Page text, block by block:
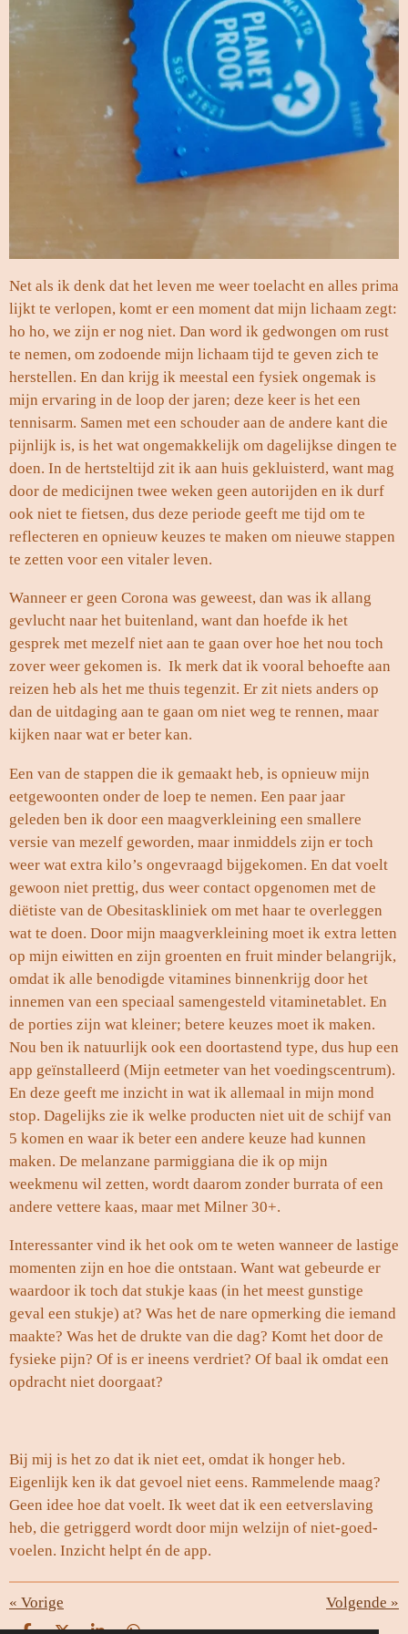
Net als ik denk dat het leven me weer toelacht en alles prima
lijkt te verlopen, komt er een moment dat mijn lichaam zegt:
ho ho, we zijn er nog niet. Dan word ik gedwongen om rust
te nemen, om zodoende mijn lichaam tijd te geven zich te
herstellen. En dan krijg ik meestal een fysiek ongemak is
mijn ervaring in de loop der jaren; deze keer is het een
tennisarm. Samen met een schouder aan de andere kant die
pijnlijk is, is het wat ongemakkelijk om dagelijkse dingen te
doen. In de hertsteltijd zit ik aan huis gekluisterd, want mag
door de medicijnen twee weken geen autorijden en ik durf
ook niet te fietsen, dus deze periode geeft me tijd om te
reflecteren en opnieuw keuzes te maken om nieuwe stappen
te zetten voor een vitaler leven.
Wanneer er geen Corona was geweest, dan was ik allang
gevlucht naar het buitenland, want dan hoefde ik het
gesprek met mezelf niet aan te gaan over hoe het nou toch
zover weer gekomen is. Ik merk dat ik vooral behoefte aan
reizen heb als het me thuis tegenzit. Er zit niets anders op
dan de uitdaging aan te gaan om niet weg te rennen, maar
kijken naar wat er beter kan.
Een van de stappen die ik gemaakt heb, is opnieuw mijn
eetgewoonten onder de loep te nemen. Een paar jaar
geleden ben ik door een maagverkleining een smallere
versie van mezelf geworden, maar inmiddels zijn er toch
weer wat extra kilo’s ongevraagd bijgekomen. En dat voelt
gewoon niet prettig, dus weer contact opgenomen met de
diëtiste van de Obesitaskliniek om met haar te overleggen
wat te doen. Door mijn maagverkleining moet ik extra letten
op mijn eiwitten en zijn groenten en fruit minder belangrijk,
omdat ik alle benodigde vitamines binnenkrijg door het
innemen van een speciaal samengesteld vitaminetablet. En
de porties zijn wat kleiner; betere keuzes moet ik maken.
Nou ben ik natuurlijk ook een doortastend type, dus hup een
app geïnstalleerd (Mijn eetmeter van het voedingscentrum).
En deze geeft me inzicht in wat ik allemaal in mijn mond
stop. Dagelijks zie ik welke producten niet uit de schijf van
5 komen en waar ik beter een andere keuze had kunnen
maken. De melanzane parmiggiana die ik op mijn
weekmenu wil zetten, wordt daarom zonder burrata of een
andere vettere kaas, maar met Milner 30+.
Interessanter vind ik het ook om te weten wanneer de lastige
momenten zijn en hoe die ontstaan. Want wat gebeurde er
waardoor ik toch dat stukje kaas (in het meest gunstige
geval een stukje) at? Was het de nare opmerking die iemand
maakte? Was het de drukte van die dag? Komt het door de
fysieke pijn? Of is er ineens verdriet? Of baal ik omdat een
opdracht niet doorgaat?
Bij mij is het zo dat ik niet eet, omdat ik honger heb.
Eigenlijk ken ik dat gevoel niet eens. Rammelende maag?
Geen idee hoe dat voelt. Ik weet dat ik een eetverslaving
heb, die getriggerd wordt door mijn welzijn of niet-goed-
voelen. Inzicht helpt én de app.
« Vorige Volgende »